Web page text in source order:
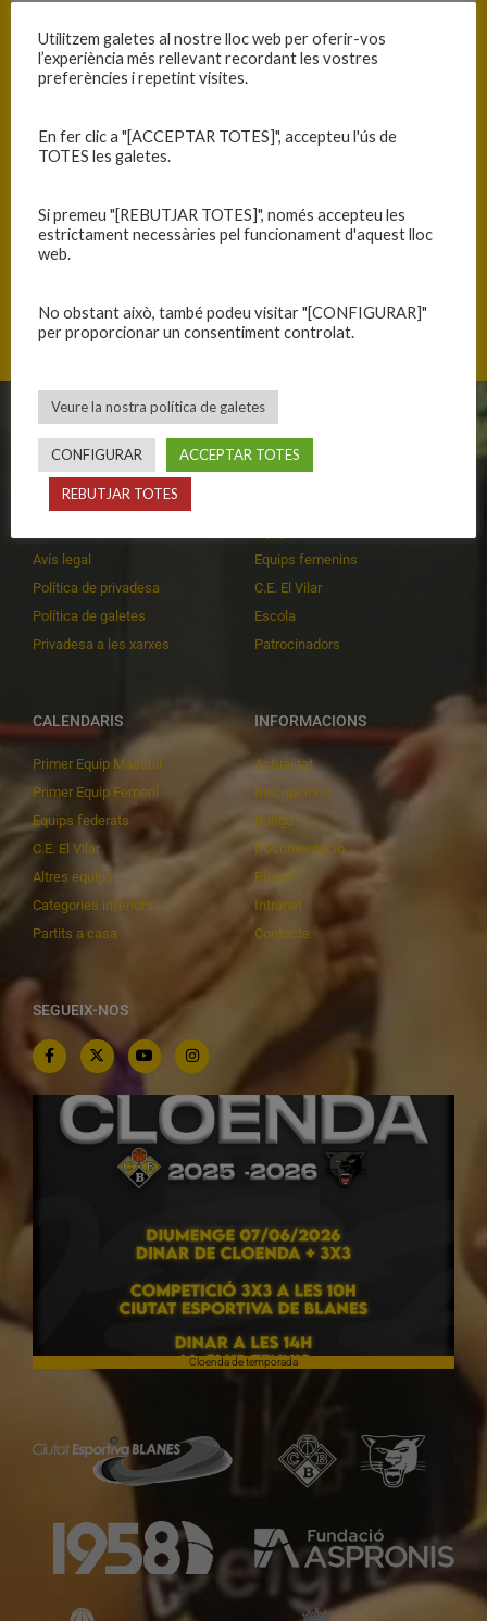
Sants Màrtirs s/n, 08329 Vilassar de Dalt, Catalunya
Història
Organització
Avís legal
Política de privadesa
Política de galetes
Privadesa a les xarxes
Primer equip masculí
Equips femenins
C.E. El Vilar
Escola
Patrocinadors
CALENDARIS
Primer Equip Masculí
Primer Equip Femení
Equips federats
C.E. El Vilar
Altres equips
Categories inferiors
Partits a casa
INFORMACIONS
Actualitat
Inscripcions
Botiga
Documentació
Playoff
Intranet
Contacte
SEGUEIX-NOS
Cloenda de temporada
Utilitzem galetes al nostre lloc web per oferir-vos
l’experiència més rellevant recordant les vostres
preferències i repetint visites.
En fer clic a "[ACCEPTAR TOTES]", accepteu l'ús de
TOTES les galetes.
Si premeu "[REBUTJAR TOTES]", només accepteu les
estrictament necessàries pel funcionament d'aquest lloc
web.
No obstant això, també podeu visitar "[CONFIGURAR]"
per proporcionar un consentiment controlat.
Veure la nostra política de galetes
CONFIGURAR ACCEPTAR TOTES
REBUTJAR TOTES